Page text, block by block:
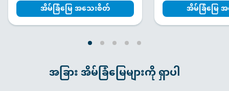
အိမ်ခြံမြေ အသေးစိတ် အိမ်ခြံမြေ
အခြား အိမ်ခြံမြေများကို ရှာပါ